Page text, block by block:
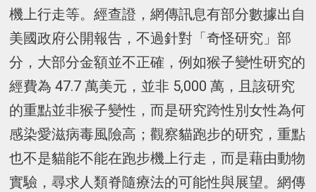
機上行走等。經查證，網傳訊息有部分數據出自
美國政府公開報告，不過針對「奇怪研究」部
分，大部分金額並不正確，例如猴子變性研究的
經費為 47.7 萬美元，並非 5,000 萬，且該研究
的重點並非猴子變性，而是研究跨性別女性為何
感染愛滋病毒風險高；觀察貓跑步的研究，重點
也不是貓能不能在跑步機上行走，而是藉由動物
實驗，尋求人類脊隨療法的可能性與展望。網傳